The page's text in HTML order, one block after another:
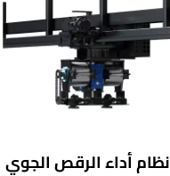
نظام أداء الرقص الجوي